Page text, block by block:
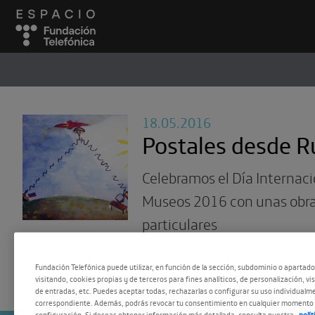
18.05.2016
Postales desde
Celebramos el Día
Museos 2016 con unas
particulares
Fundación Telefónica puede utilizar, en función de la sección, subdominio o
visitando, cookies propias y de terceros para fines analíticos, de personalización,
de entradas, etc. Puedes aceptar todas, rechazarlas o configurar su uso
correspondiente. Además, podrás revocar tu consentimiento en cualquier momento